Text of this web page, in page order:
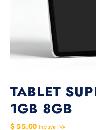
TABLET
1GB 8GB
$ 55.00 Incluye IVA